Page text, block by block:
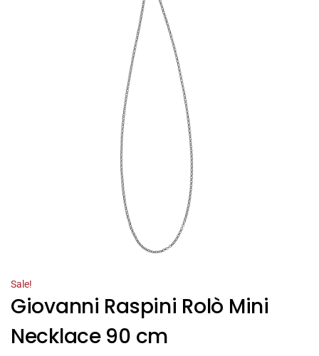
Sale!
Giovanni Raspini Rolò Mini
Necklace 90 cm